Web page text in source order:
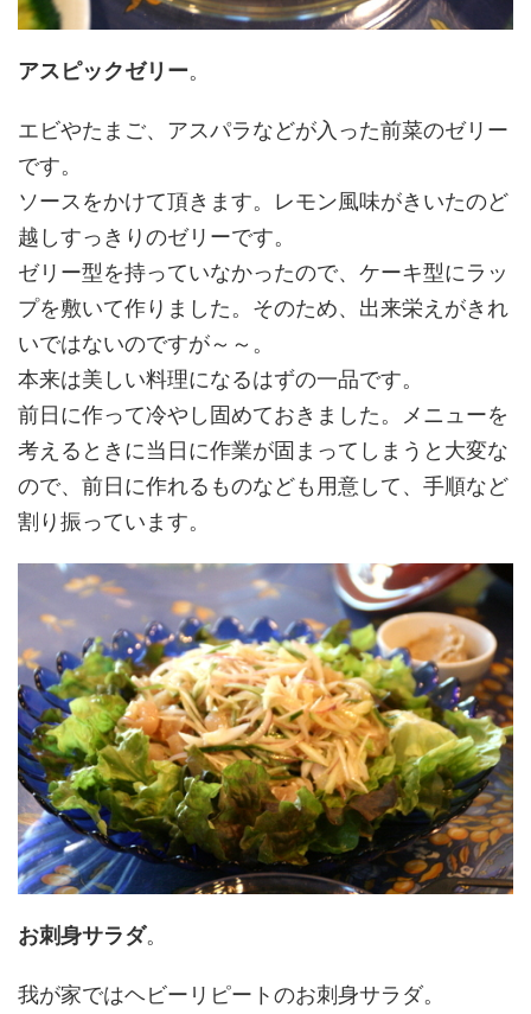
アスピックゼリー。
エビやたまご、アスパラなどが入った前菜のゼリー
です。
ソースをかけて頂きます。レモン風味がきいたのど
越しすっきりのゼリーです。
ゼリー型を持っていなかったので、ケーキ型にラッ
プを敷いて作りました。そのため、出来栄えがきれ
いではないのですが～～。
本来は美しい料理になるはずの一品です。
前日に作って冷やし固めておきました。メニューを
考えるときに当日に作業が固まってしまうと大変な
ので、前日に作れるものなども用意して、手順など
割り振っています。
お刺身サラダ。
我が家ではヘビーリピートのお刺身サラダ。